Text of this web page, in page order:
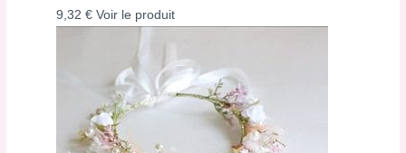
9,32€ Voir le produit